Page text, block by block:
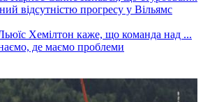
відсутністю прогресу у Вільямс
де маємо проблеми